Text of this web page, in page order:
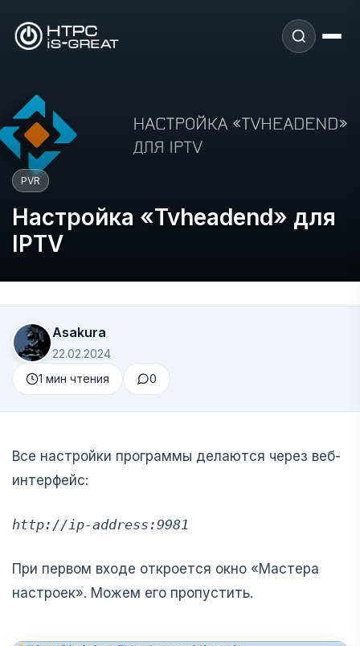
PVR
Настройка «Tvheadend» для
IPTV
Asakura
22.02.2024
1 мин чтения
0
Все настройки программы делаются через веб-
интерфейс:
http://ip-address:9981
При первом входе откроется окно «Мастера
настроек». Можем его пропустить.